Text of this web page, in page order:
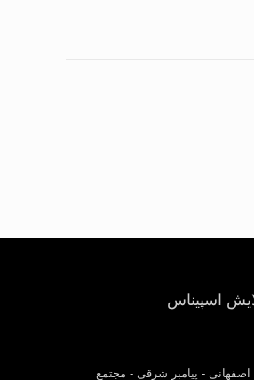
اسپیناس
- پیامبر شرقی - مجتمع